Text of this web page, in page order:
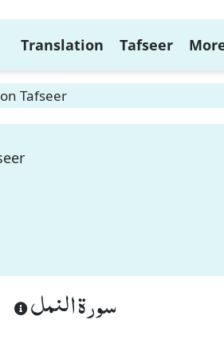
Translation Tafseer
Tafseer
سورة النمل